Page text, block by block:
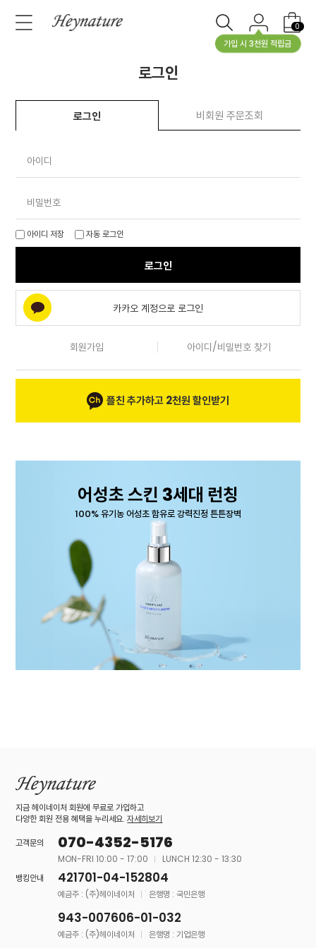
가입 시 3천원 적립금
0
로그인
로그인 비회원 주문조회
아이디
비밀번호
아이디 저장 자동 로그인
로그인
카카오 계정으로 로그인
회원가입 아이디/비밀번호 찾기
플친 추가하고 2천원 할인받기
어성초 스킨 3세대 런칭
100% 유기농 어성초 함유로 강력진정 튼튼장벽
지금 헤이네이처 회원에 무료로 가입하고
다양한 회원 전용 혜택을 누리세요.자세히보기
고객문의
070-4352-5176
MON-FRI 10:00 - 17:00
LUNCH 12:30 - 13:30
뱅킹안내
421701-04-152804
예금주 : (주)헤이네이처 은행명 : 국민은행
943-007606-01-032
예금주 : (주)헤이네이처 은행명 : 기업은행